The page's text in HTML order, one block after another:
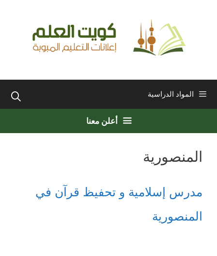
المواد الدراسية
أعلن معنا
المنصورية
مدرس إسلامية و تحفيظ قرآن في
المنصورية